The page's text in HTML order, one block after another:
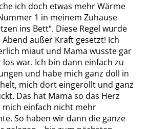
ich doch etwas mehr Wärme
1 in meinem Zuhause
ins Bett“. Diese Regel wurde
außer Kraft gesetzt! Ich
miaut und Mama wusste gar
war. Ich bin dann einfach zu
und habe mich ganz doll in
mich dort eingerollt und ganz
Das hat Mama so das Herz
mich einfach nicht mehr
So haben wir dann die ganze